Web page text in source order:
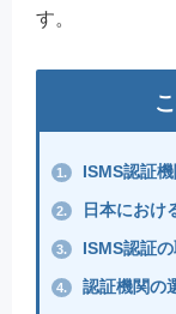
す。
1. ISMS認証
2. 日本におけ
3. ISMS認証
4. 認証機関の